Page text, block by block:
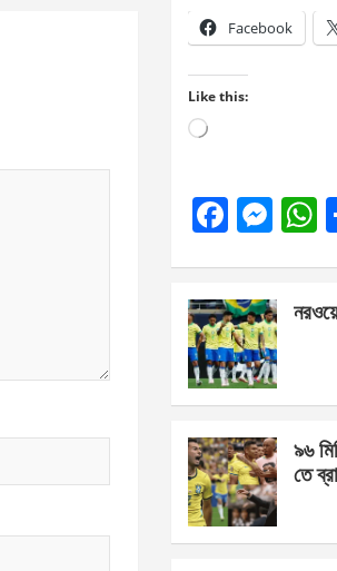
Facebook
Like this:
Loading…
F
b
o
o
k
M
n
g
er
s
৯৬
তে